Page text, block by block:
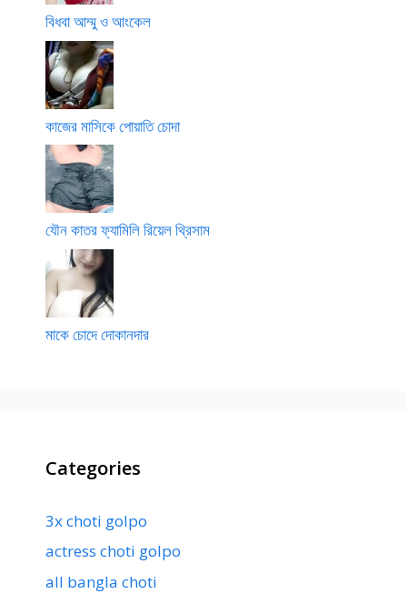
বিধবা আম্মু ও আংকেল
কাজের মাসিকে পোয়াতি চোদা
যৌন কাতর ফ্যামিলি রিয়েল থ্রিসাম
মাকে চোদে দোকানদার
Categories
3x choti golpo
actress choti golpo
all bangla choti